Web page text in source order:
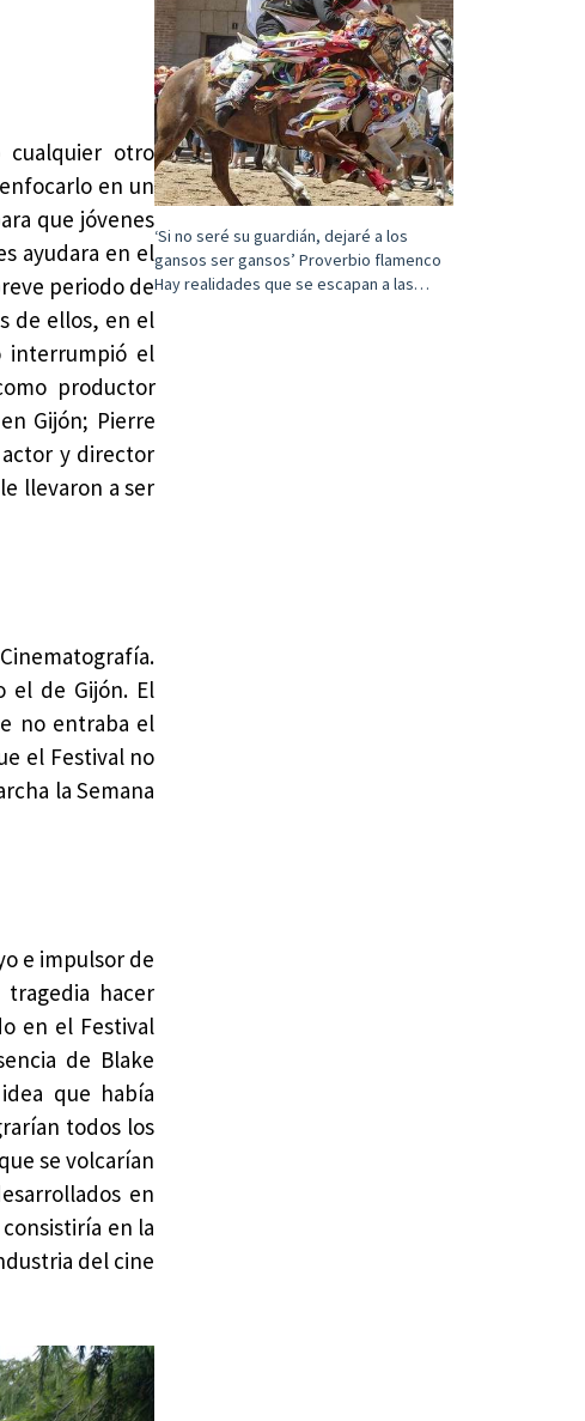
cualquier otro
en un
que jóvenes
ayudara en el
periodo de
de ellos, en el
interrumpió el
productor
Gijón; Pierre
y director
llevaron a ser
el de Gijón. El
no entraba el
el Festival no
la Semana
e impulsor de
hacer
en el Festival
de Blake
que había
todos los
se volcarían
en
en la
del cine
‘Si no seré su guardián, dejaré a los
gansos ser gansos’ Proverbio flamenco
Hay realidades que se escapan a las…